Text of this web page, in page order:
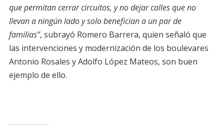
que permitan cerrar circuitos, y no dejar calles que no
llevan a ningún lado y solo benefician a un par de
familias”, subrayó Romero Barrera, quien señaló que
las intervenciones y modernización de los boulevares
Antonio Rosales y Adolfo López Mateos, son buen
ejemplo de ello.